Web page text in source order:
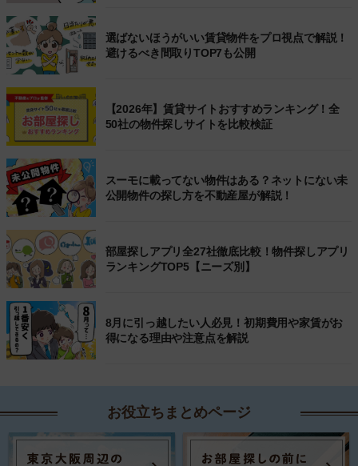
選ばないほうがいい賃貸物件をプロ視点で解説！
避けるべき間取りTOP7も公開
【2026年】賃貸サイトおすすめランキング！全
50社の物件探しサイトを比較検証
スーモに載ってない物件はある？ネットにない未
公開物件の探し方を不動産屋が解説！
部屋探しアプリ全27社徹底比較！物件探しアプリ
ランキングTOP5【ニーズ別】
8月に引っ越したい人必見！初期費用や家賃がお
得になる理由や注意点を解説
お役立ちまとめページ